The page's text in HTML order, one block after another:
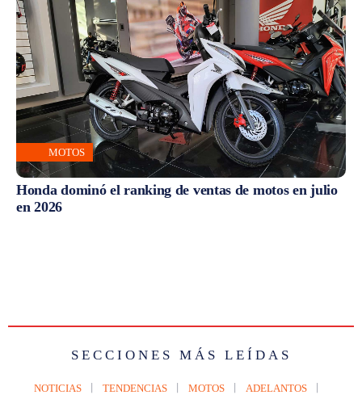
MOTOS
Honda dominó el ranking de ventas de motos en julio
en 2026
SECCIONES MÁS LEÍDAS
NOTICIAS TENDENCIAS MOTOS ADELANTOS